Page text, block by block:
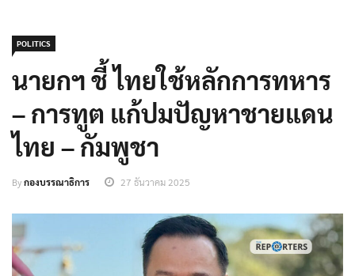
POLITICS
นายกฯ ชี้ ไทยใช้หลักการทหาร
– การทูต แก้ปมปัญหาชายแดน
ไทย – กัมพูชา
Byกองบรรณาธิการ 27 ธันวาคม 2025